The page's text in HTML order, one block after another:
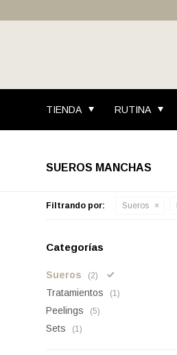
TIENDA RUTINA
SUEROS MANCHAS
Filtrando por: Sueros
Categorías
Sueros (2)
Tratamientos (1)
Peelings (5)
Sets (1)